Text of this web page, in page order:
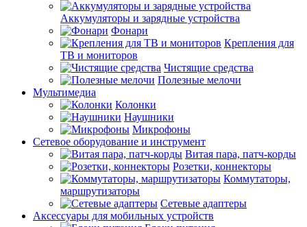
Аккумуляторы и зарядные устройства
Фонари
Крепления для
ТВ и мониторов
Чистящие средства
Полезные мелочи
Мультимедиа
Колонки
Наушники
Микрофоны
Сетевое оборудование и инструмент
Витая пара, патч-корды
Розетки, коннекторы
Коммутаторы,
маршрутизаторы
Сетевые адаптеры
Аксессуары для мобильных устройств